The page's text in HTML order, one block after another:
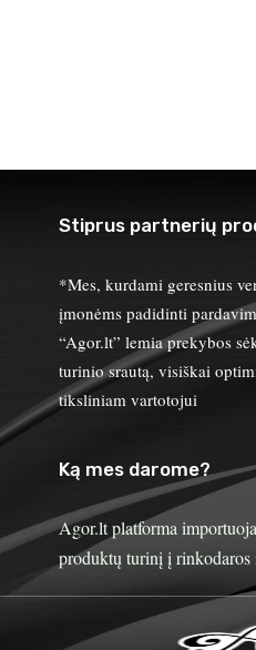
Stiprus partnerių
*Mes, kurdami geresnius
įmonėms padidinti
“Agor.lt” lemia prekybos
turinio srautą, visiškai
tiksliniam vartotojui
Ką mes darome?
Agor.lt platforma
produktų turinį į rinkodaros